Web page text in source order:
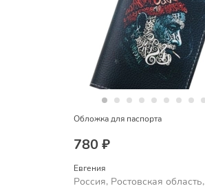
Обложка для паспорта
780 ₽
Евгения
Россия, Ростовская область,